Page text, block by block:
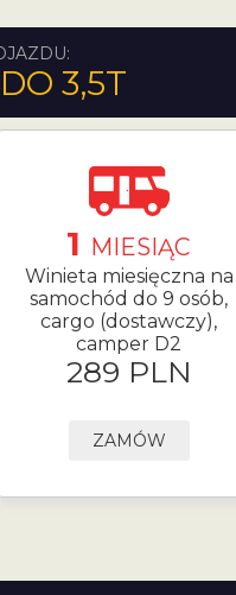
3,5T
1 MIESIĄC
Winieta miesięczna na
samochód do 9 osób,
cargo (dostawczy),
camper D2
289 PLN
ZAMÓW